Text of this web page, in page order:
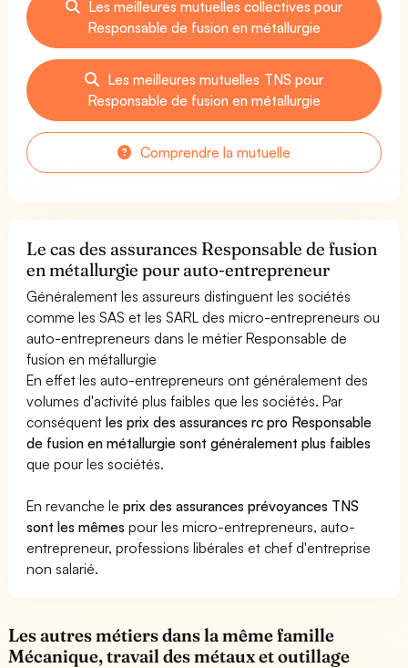
Les meilleures mutuelles collectives pour
Responsable de fusion en métallurgie
Les meilleures mutuelles TNS pour
Responsable de fusion en métallurgie
Comprendre la mutuelle
Le cas des assurances Responsable de fusion
en métallurgie pour auto-entrepreneur
Généralement les assureurs distinguent les sociétés
comme les SAS et les SARL des micro-entrepreneurs ou
auto-entrepreneurs dans le métier Responsable de
fusion en métallurgie
En effet les auto-entrepreneurs ont généralement des
volumes d'activité plus faibles que les sociétés. Par
conséquentles prix des assurances rc pro Responsable
de fusion en métallurgie sont généralement plus faibles
que pour les sociétés.
En revanche leprix des assurances prévoyances TNS
sont les mêmes pour les micro-entrepreneurs, auto-
entrepreneur, professions libérales et chef d'entreprise
non salarié.
Les autres métiers dans la même famille
Mécanique, travail des métaux et outillage